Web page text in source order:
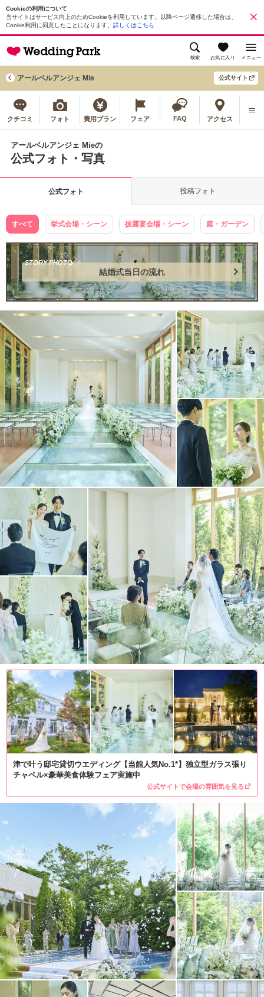
Cookieの利用について
当サイトはサービス向上のためCookieを利用しています。以降ページ遷移した場合は、
Cookie利用に同意したことになります。 詳しくはこちら
検索 お気に入り メニュー
アールベルアンジェ Mie 公式サイト
クチコミ フォト 費用プラン フェア FAQ アクセス
アールベルアンジェ Mieの
公式フォト・写真
公式フォト 投稿フォト
すべて 挙式会場・シーン 披露宴会場・シーン 庭・ガーデン
STORY PHOTO
結婚式当日の流れ
津で叶う邸宅貸切ウエディング【当館人気No.1*】独立型ガラス張り
チャペル×豪華美食体験フェア実施中
公式サイトで会場の雰囲気を見る